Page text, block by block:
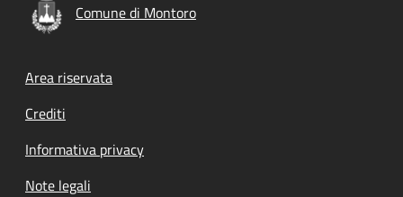
Comune di Montoro
Footer menu
Area riservata
Crediti
Informativa privacy
Note legali